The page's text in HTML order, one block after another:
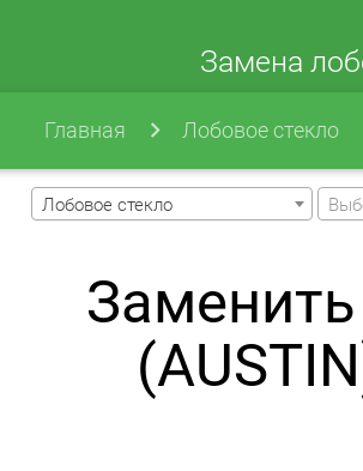
Замена
Главная Лобовое стекло
Лобовое стекло